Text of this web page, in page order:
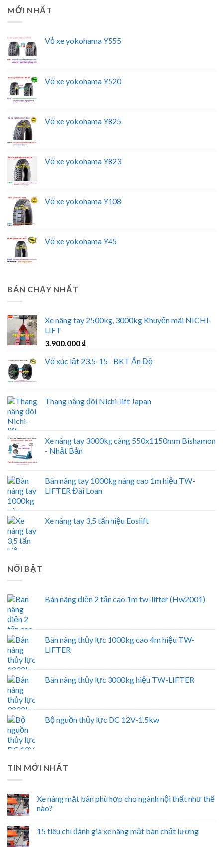
MỚI NHẤT
Vỏ xe yokohama Y555
Vỏ xe yokohama Y520
Vỏ xe yokohama Y825
Vỏ xe yokohama Y823
Vỏ xe yokohama Y108
Vỏ xe yokohama Y45
BÁN CHẠY NHẤT
Xe nâng tay 2500kg, 3000kg Khuyến mãi NICHI-
LIFT
3.900.000 ₫
Vỏ xúc lật 23.5-15 - BKT Ấn Độ
Thang nâng đôi Nichi-lift Japan
Xe nâng tay 3000kg càng 550x1150mm Bishamon
- Nhật Bản
Bàn nâng tay 1000kg nâng cao 1m hiệu TW-
LIFTER Đài Loan
Xe nâng tay 3,5 tấn hiệu Eoslift
NỔI BẬT
Bàn nâng điện 2 tấn cao 1m tw-lifter (Hw2001)
Bàn nâng thủy lực 1000kg cao 4m hiệu TW-
LIFTER
Bàn nâng thủy lực 3000kg hiệu TW-LIFTER
Bộ nguồn thủy lực DC 12V-1.5kw
TIN MỚI NHẤT
Xe nâng mặt bàn phù hợp cho ngành nội thất như thế
nào?
15 tiêu chí đánh giá xe nâng mặt bàn chất lượng